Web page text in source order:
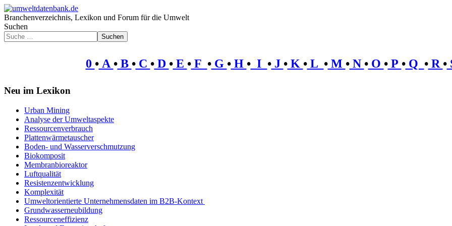
Branchenverzeichnis, Lexikon und Forum für die Umwelt
Suchen
Suchen
0 •A •B •C •D •E •F •G •H •I •J •K •L •M •N •O •P •Q •R •
Neu im Lexikon
Urban Mining
Analyse der Umweltaspekte
Ressourcenverbrauch
Plattenwärmetauscher
Boden- und Wasserverschmutzung
Biokomposit
Membranbioreaktor
Luftqualität
Resistenzentwicklung
Komplexität
Umweltorientierte Unternehmensdaten im B2B-Kontext
Grundwasserneubildung
Ressourceneffizienz